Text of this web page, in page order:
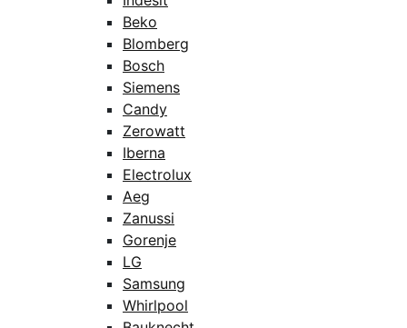
Beko
Blomberg
Bosch
Siemens
Candy
Zerowatt
Iberna
Electrolux
Aeg
Zanussi
Gorenje
LG
Samsung
Whirlpool